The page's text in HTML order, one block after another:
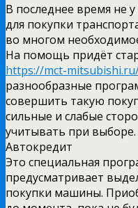
В последнее время не у
для покупки
во многом
На помощь придёт
https://mct-
разнообразные
совершить такую
сильные и слабые
учитывать при выборе.
Автокредит
Это специальная
предусматривает
покупки машины.